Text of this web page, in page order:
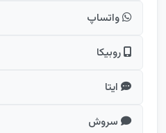
واتساپ
روبیکا
ایتا
سروش